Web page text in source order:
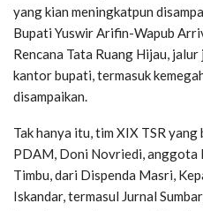
yang kian meningkatpun
Bupati Yuswir Arifin-Wapub
Rencana Tata Ruang Hijau,
kantor bupati, termasuk
disampaikan.
Tak hanya itu, tim XIX TSR
PDAM, Doni Novriedi, anggota
Timbu, dari Dispenda Masri,
Iskandar, termasul Jurnal